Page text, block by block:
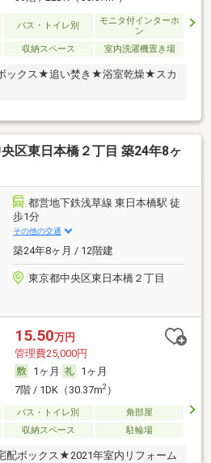
バス・トイレ別
モニタ付インターホ
ン
収納スペース 室内洗濯機置き場
ックス★追い焚き★浴室乾燥★スカ
区東日本橋２丁目 築24年8ヶ
都営地下鉄浅草線 東日本橋駅 徒
歩1分
その他の交通
築24年8ヶ月 / 12階建
東京都中央区東日本橋２丁目
15.50万円
管理費25,000円
1ヶ月
1ヶ月
7階 / 1DK（30.37m2）
バス・トイレ別
角部屋
収納スペース 駐輪場
ボックス★2021年室内リフォーム